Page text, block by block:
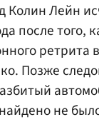
Колин Лейн
после того,
ретрита
Позже
не